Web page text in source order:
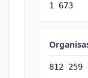
1 673
812 259